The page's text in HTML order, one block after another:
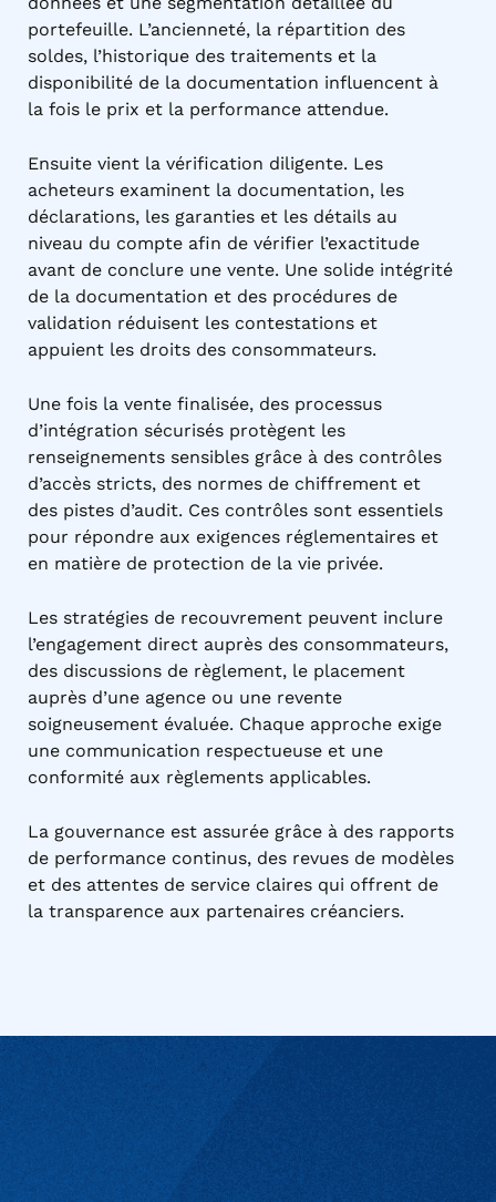
portefeuille. L’ancienneté, la répartition des
soldes, l’historique des traitements et la
disponibilité de la documentation influencent à
la fois le prix et la performance attendue.
Ensuite vient la vérification diligente. Les
acheteurs examinent la documentation, les
déclarations, les garanties et les détails au
niveau du compte afin de vérifier l’exactitude
avant de conclure une vente. Une solide intégrité
de la documentation et des procédures de
validation réduisent les contestations et
appuient les droits des consommateurs.
Une fois la vente finalisée, des processus
d’intégration sécurisés protègent les
renseignements sensibles grâce à des contrôles
d’accès stricts, des normes de chiffrement et
des pistes d’audit. Ces contrôles sont essentiels
pour répondre aux exigences réglementaires et
en matière de protection de la vie privée.
Les stratégies de recouvrement peuvent inclure
l’engagement direct auprès des consommateurs,
des discussions de règlement, le placement
auprès d’une agence ou une revente
soigneusement évaluée. Chaque approche exige
une communication respectueuse et une
conformité aux règlements applicables.
La gouvernance est assurée grâce à des rapports
de performance continus, des revues de modèles
et des attentes de service claires qui offrent de
la transparence aux partenaires créanciers.